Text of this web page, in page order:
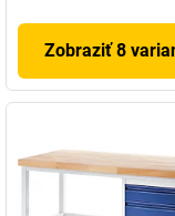
Zobraziť 8